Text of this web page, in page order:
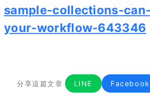
sample-collections-
your-workflow-643346
分享這篇文章 LINE Facebook